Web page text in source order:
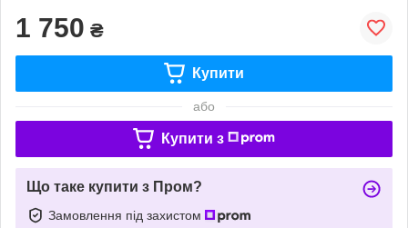
1 750 ₴
Купити
або
Купити з
Що таке купити з Пром?
Замовлення під захистом